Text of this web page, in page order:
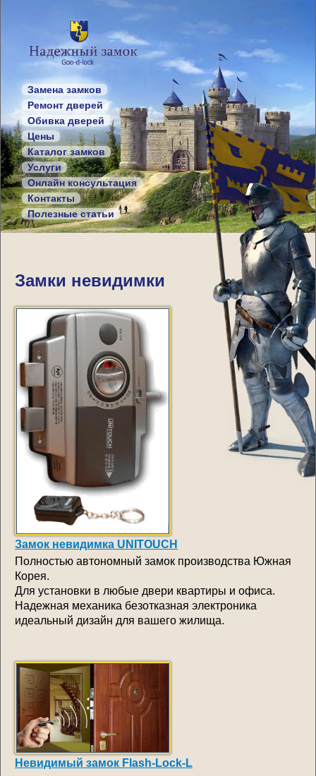
Замена замков
Ремонт дверей
Обивка дверей
Цены
Каталог замков
Услуги
Онлайн консультация
Контакты
Полезные статьи
Замки невидимки
Замок невидимка UNITOUCH
Полностью автономный замок производства Южная
Корея.
Для установки в любые двери квартиры и офиса.
Надежная механика безотказная электроника
идеальный дизайн для вашего жилища.
Невидимый замок Flash-Lock-L